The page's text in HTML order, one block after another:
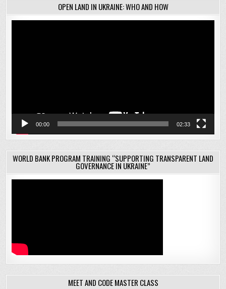
OPEN LAND IN UKRAINE: WHO AND HOW
00:00 02:33
WORLD BANK PROGRAM TRAINING “SUPPORTING TRANSPARENT LAND
GOVERNANCE IN UKRAINE”
MEET AND CODE MASTER CLASS